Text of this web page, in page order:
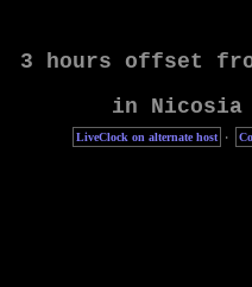
LiveClock on alternate host ·